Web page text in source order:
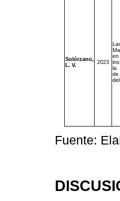
Solórzano,
L. V.
2023
la
Fuente: